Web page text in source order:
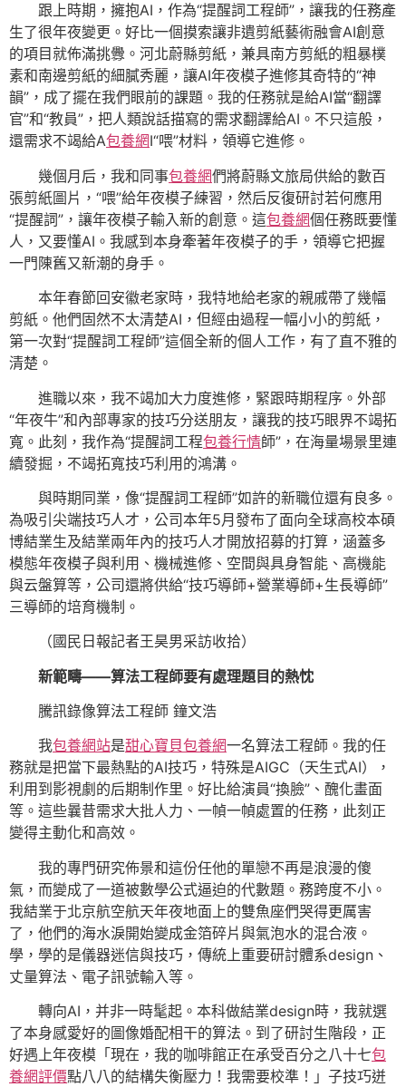
跟上時期，擁抱AI，作為“提醒詞工程師”，讓我的任務產
生了很年夜變更。好比一個摸索讓非遺剪紙藝術融會AI創意
的項目就佈滿挑釁。河北蔚縣剪紙，兼具南方剪紙的粗暴樸
素和南邊剪紙的細膩秀麗，讓AI年夜模子進修其奇特的“神
韻”，成了擺在我們眼前的課題。我的任務就是給AI當“翻譯
官”和“教員”，把人類說話描寫的需求翻譯給AI。不只這般，
還需求不竭給A包養網I“喂”材料，領導它進修。
幾個月后，我和同事包養網們將蔚縣文旅局供給的數百
張剪紙圖片，“喂”給年夜模子練習，然后反復研討若何應用
“提醒詞”，讓年夜模子輸入新的創意。這包養網個任務既要懂
人，又要懂AI。我感到本身牽著年夜模子的手，領導它把握
一門陳舊又新潮的身手。
本年春節回安徽老家時，我特地給老家的親戚帶了幾幅
剪紙。他們固然不太清楚AI，但經由過程一幅小小的剪紙，
第一次對“提醒詞工程師”這個全新的個人工作，有了直不雅的
清楚。
進職以來，我不竭加大力度進修，緊跟時期程序。外部
“年夜牛”和內部專家的技巧分送朋友，讓我的技巧眼界不竭拓
寬。此刻，我作為“提醒詞工程包養行情師”，在海量場景里連
續發掘，不竭拓寬技巧利用的鴻溝。
與時期同業，像“提醒詞工程師”如許的新職位還有良多。
為吸引尖端技巧人才，公司本年5月發布了面向全球高校本碩
博結業生及結業兩年內的技巧人才開放招募的打算，涵蓋多
模態年夜模子與利用、機械進修、空間與具身智能、高機能
與云盤算等，公司還將供給“技巧導師+營業導師+生長導師”
三導師的培育機制。
（國民日報記者王昊男采訪收拾）
新範疇——算法工程師要有處理題目的熱忱
騰訊錄像算法工程師 鐘文浩
我包養網站是甜心寶貝包養網一名算法工程師。我的任
務就是把當下最熱點的AI技巧，特殊是AIGC（天生式AI），
利用到影視劇的后期制作里。好比給演員“換臉”、醜化畫面
等。這些曩昔需求大批人力、一幀一幀處置的任務，此刻正
變得主動化和高效。
我的專門研究佈景和這份任他的單戀不再是浪漫的傻
氣，而變成了一道被數學公式逼迫的代數題。務跨度不小。
我結業于北京航空航天年夜地面上的雙魚座們哭得更厲害
了，他們的海水淚開始變成金箔碎片與氣泡水的混合液。
學，學的是儀器迷信與技巧，傳統上重要研討體系design、
丈量算法、電子訊號輸入等。
轉向AI，并非一時髦起。本科做結業design時，我就選
了本身感愛好的圖像婚配相干的算法。到了研討生階段，正
好遇上年夜模「現在，我的咖啡館正在承受百分之八十七包
養網評價點八八的結構失衡壓力！我需要校準！」子技巧迸